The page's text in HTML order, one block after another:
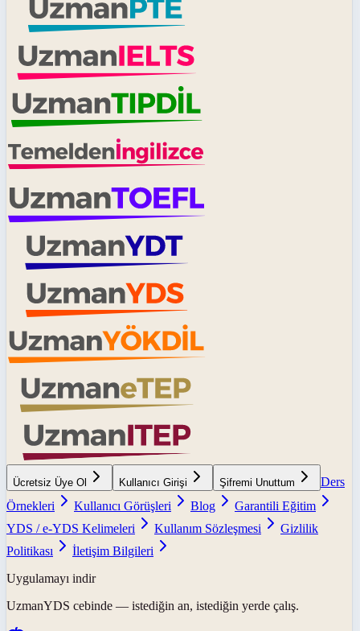
Ücretsiz Üye Ol Kullanıcı Girişi Şifremi Unuttum
Ders
Örnekleri
Kullanıcı Görüşleri Blog
Garantili Eğitim
YDS / e-YDS Kelimeleri
Kullanım Sözleşmesi
Gizlilik
Politikası
İletişim Bilgileri
Uygulamayı indir
UzmanYDS cebinde — istediğin an, istediğin yerde çalış.